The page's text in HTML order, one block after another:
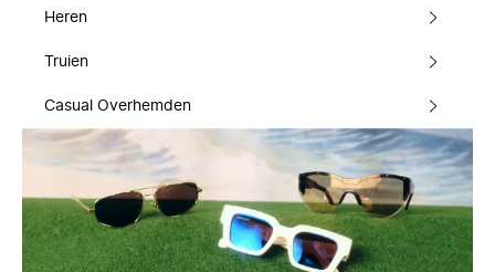
Heren
Truien
Casual Overhemden